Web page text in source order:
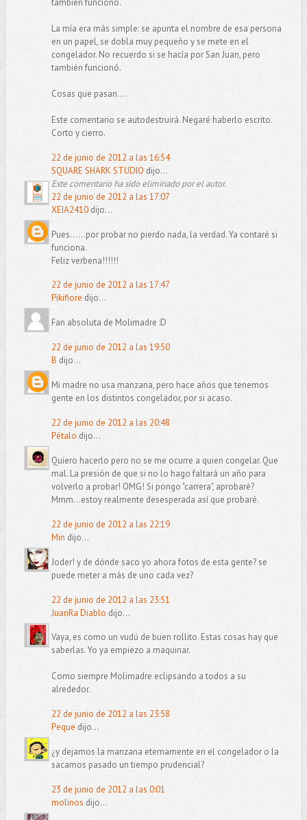
La mía era más simple: se apunta el nombre de esa persona
en un papel, se dobla muy pequeño y se mete en el
congelador. No recuerdo si se hacía por San Juan, pero
también funcionó.
Cosas que pasan....
Este comentario se autodestruirá. Negaré haberlo escrito.
Corto y cierro.
22 de junio de 2012 a las 16:54
SQUARE SHARK STUDIO dijo...
Este comentario ha sido eliminado por el autor.
22 de junio de 2012 a las 17:07
XEIA2410dijo...
Pues......por probar no pierdo nada, la verdad. Ya contaré si
funciona.
Feliz verbena!!!!!!
22 de junio de 2012 a las 17:47
Pikifiore dijo...
Fan absoluta de Molimadre :D
22 de junio de 2012 a las 19:50
B dijo...
Mi madre no usa manzana, pero hace años que tenemos
gente en los distintos congelador, por si acaso.
22 de junio de 2012 a las 20:48
Pétalo dijo...
Quiero hacerlo pero no se me ocurre a quien congelar. Que
mal. La presión de que si no lo hago faltará un año para
volverlo a probar! OMG! Si pongo "carrera", aprobaré?
Mmm...estoy realmente desesperada así que probaré.
22 de junio de 2012 a las 22:19
Min dijo...
Joder! y de dónde saco yo ahora fotos de esta gente? se
puede meter a más de uno cada vez?
22 de junio de 2012 a las 23:51
JuanRa Diablo dijo...
Vaya, es como un vudú de buen rollito. Estas cosas hay que
saberlas. Yo ya empiezo a maquinar.
Como siempre Molimadre eclipsando a todos a su
alrededor.
22 de junio de 2012 a las 23:58
Peque dijo...
¿y dejamos la manzana eternamente en el congelador o la
sacamos pasado un tiempo prudencial?
23 de junio de 2012 a las 0:01
molinos dijo...